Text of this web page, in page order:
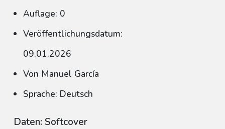
Auflage: 0
Veröffentlichungsdatum:
09.01.2026
Von Manuel García
Sprache: Deutsch
Daten: Softcover